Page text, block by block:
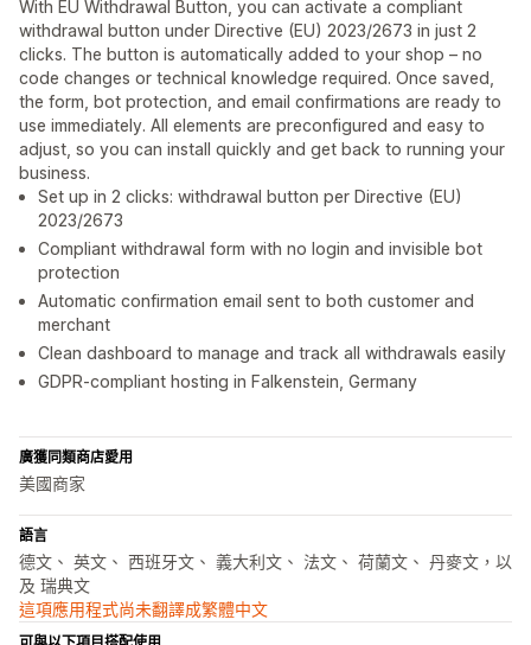
With EU Withdrawal Button, you can activate a compliant
withdrawal button under Directive (EU) 2023/2673 in just 2
clicks. The button is automatically added to your shop – no
code changes or technical knowledge required. Once saved,
the form, bot protection, and email confirmations are ready to
use immediately. All elements are preconfigured and easy to
adjust, so you can install quickly and get back to running your
business.
Set up in 2 clicks: withdrawal button per Directive (EU)
2023/2673
Compliant withdrawal form with no login and invisible bot
protection
Automatic confirmation email sent to both customer and
merchant
Clean dashboard to manage and track all withdrawals easily
GDPR-compliant hosting in Falkenstein, Germany
廣獲同類商店愛用
美國商家
語言
德文、 英文、 西班牙文、 義大利文、 法文、 荷蘭文、 丹麥文，以
及 瑞典文
這項應用程式尚未翻譯成繁體中文